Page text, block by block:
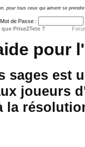
pour tous ceux qui aiment se
Mot de Passe :
Prise2Tete ?
pour
sages est
joueurs
la